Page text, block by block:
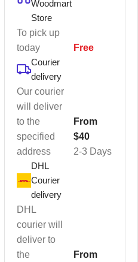
Woodmart
Store
To pick up
today
Free
Courier
delivery
Our courier
will deliver
to the
specified
address
2-3 Days
From
$40
DHL
Courier
delivery
DHL
courier will
deliver to
the
From